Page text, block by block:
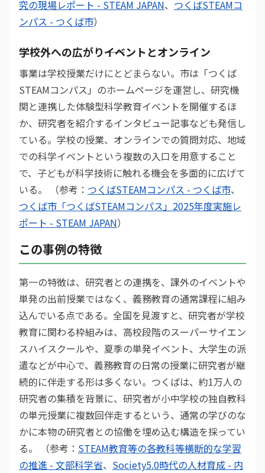
究の現場レポート - STEAM JAPAN、 つくばSTEAMコ
ンパス - つくば市）
学校外への広がり――イベントとオンライン
事業は学校授業だけにとどまらない。市は「つくば
STEAMコンパス」のホームページを運営し、研究機
関と連携した体験型科学教育イベントを開催するほ
か、研究者を紹介するインタビュー記事なども発信し
ている。学校の授業、オンラインでの質問対応、地域
での科学イベントという複数の入口を用意すること
で、子どもが科学技術に触れる機会を多面的に広げて
いる。 （参考： つくばSTEAMコンパス - つくば市、
つくば市「つくばSTEAMコンパス」2025年度実施レ
ポート - STEAM JAPAN）
この事例の特徴
第一の特徴は、研究者との連携を、課外のイベントや
単発の出前授業ではなく、義務教育の通常課程に組み
込んでいる点である。全国を見渡すと、研究者が学校
教育に関わる枠組みは、高校段階のスーパーサイエン
スハイスクールや、夏季の単発イベント、大学生の派
遣などが中心で、義務教育の日常の授業に研究者が継
続的に伴走する形は多くない。つくばは、約1万人の
研究者の集積を背景に、研究者が小中学校の独自教科
の単元授業に複数回伴走するという、通常の学びのな
かに本物の研究者との協働を埋め込む構造を採ってい
る。 （参考： STEAM教育等の各教科等横断的な学習
の推進 - 文部科学省、 Society5.0時代の人材育成 - 内